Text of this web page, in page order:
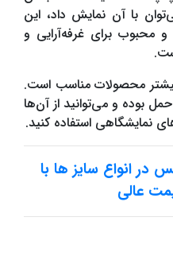
با آن نمایش داد، این
محبوب برای غرفه‌آرایی و
محصولات مناسب است.
بوده و می‌توانید از آن‌ها
نمایشگاهی استفاده کنید.
در انواع سایز ها با
عالی